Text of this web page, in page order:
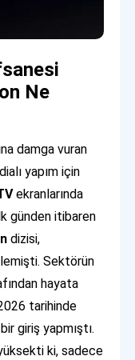
Ne
damga vuran
yapım için
ekranlarında
günden itibaren
dizisi,
Sektörün
hayata
tarihinde
giriş yapmıştı.
ki, sadece